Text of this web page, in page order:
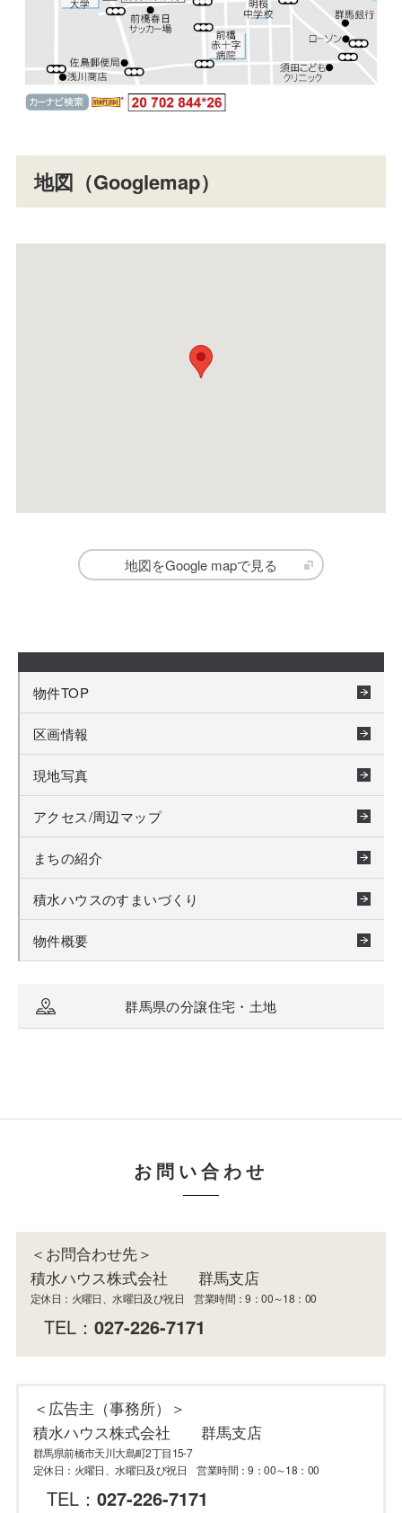
地図（Googlemap）
地図をGoogle mapで見る
物件TOP
区画情報
現地写真
アクセス/周辺マップ
まちの紹介
積水ハウスのすまいづくり
物件概要
群馬県の分譲住宅・土地
お問い合わせ
＜お問合わせ先＞
積水ハウス株式会社 群馬支店
定休日：火曜日、水曜日及び祝日 営業時間：9：00～18：00
TEL：027-226-7171
＜広告主（事務所）＞
積水ハウス株式会社 群馬支店
群馬県前橋市天川大島町2丁目15-7
定休日：火曜日、水曜日及び祝日 営業時間：9：00～18：00
TEL： 027-226-7171